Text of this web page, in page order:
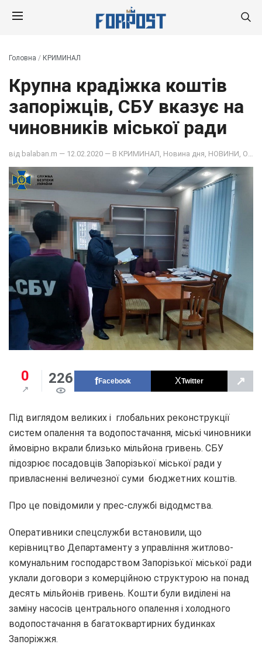
Головна / КРИМИНАЛ
Крупна крадіжка коштів
запоріжців, СБУ вказує на
чиновників міської ради
від balaban.m — 12.02.2020 — В КРИМИНАЛ Новина дня НОВИНИ ОБЩЕСТВО
0 226 Facebook Twitter ↗
Під виглядом великих і глобальних реконструкції
систем опалення та водопостачання, міські чиновники
ймовірно вкрали близько мільйона гривень. СБУ
підозрює посадовців Запорізької міської ради у
привласненні величезної суми бюджетних коштів.
Про це повідомили у прес-службі відодмства.
Оперативники спецслужби встановили, що
керівництво Департаменту з управління житлово-
комунальним господарством Запорізької міської ради
уклали договори з комерційною структурою на понад
десять мільйонів гривень. Кошти були виділені на
заміну насосів центрального опалення і холодного
водопостачання в багатоквартирних будинках
Запоріжжя.